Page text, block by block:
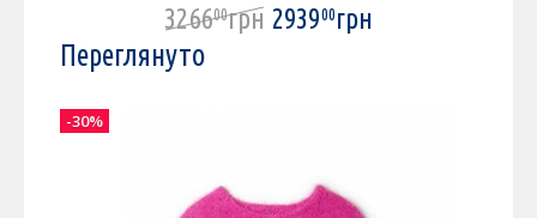
326600грн 293900грн
Переглянуто
-30%